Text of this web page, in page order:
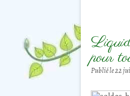
pour
Publié le22